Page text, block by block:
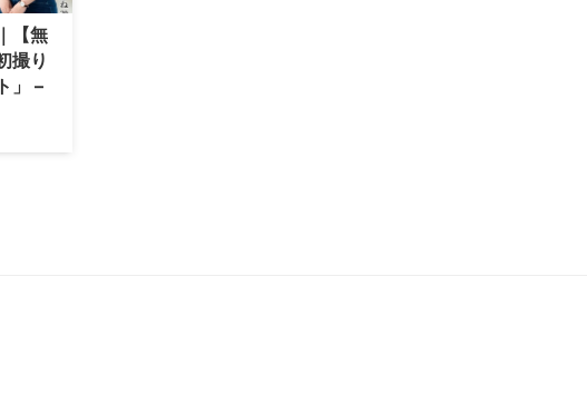
【無
撮り
」 –